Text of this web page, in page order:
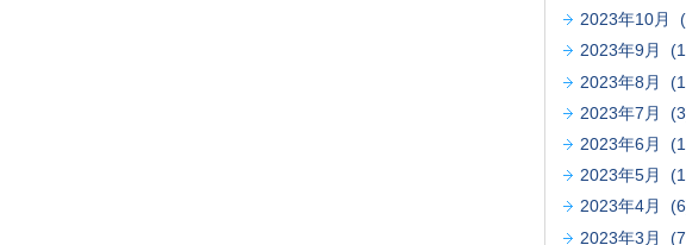
2023年10月
2023年9月
2023年8月
2023年7月
2023年6月
2023年5月
2023年4月
2023年3月